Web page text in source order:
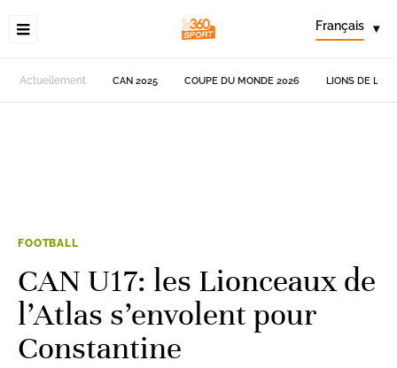
Français ▾
Actuellement CAN 2025 COUPE DU MONDE 2026 LIONS DE
FOOTBALL
CAN U17: les Lionceaux de
l’Atlas s’envolent pour
Constantine